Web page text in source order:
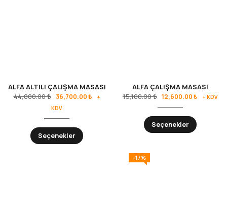
ALFA ALTILI ÇALIŞMA MASASI
44,000.00₺ 36,700.00₺
+
KDV
Seçenekler
ALFA ÇALIŞMA MASASI
15,100.00₺ 12,600.00₺ + KDV
Seçenekler
-17%